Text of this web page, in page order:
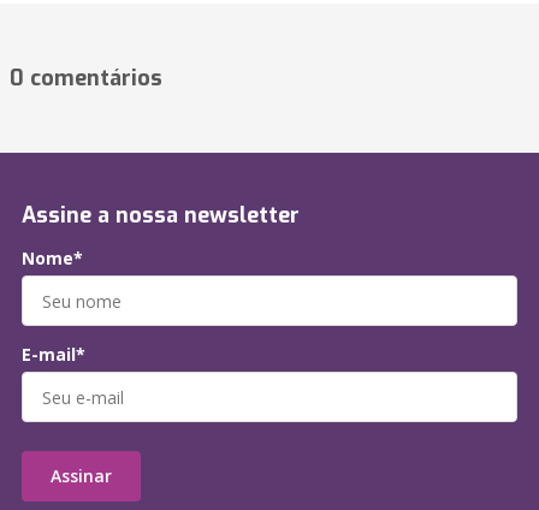
0 comentários
Assine a nossa newsletter
Nome*
E-mail*
Assinar